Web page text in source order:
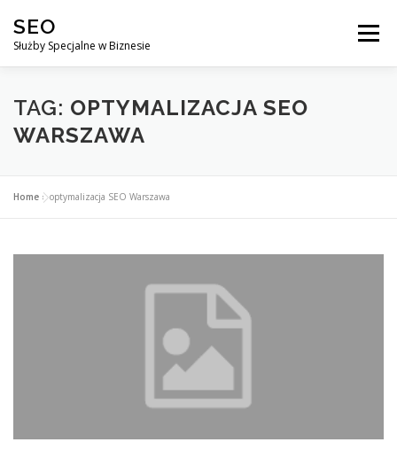
treści
SEO
Służby Specjalne w Biznesie
Menu
AGENCJA SEO CO ZYSKUJESZ ?
TAG: OPTYMALIZACJA SEO
WARSZAWA
Home »optymalizacja SEO Warszawa